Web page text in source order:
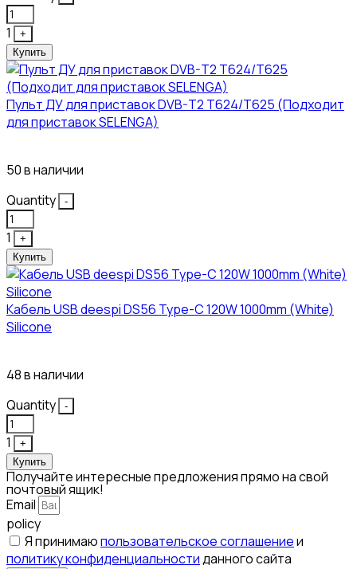
1
+
Купить
Пульт ДУ для приставок DVB-T2 T624/T625 (Подходит
для приставок SELENGA)
50 в наличии
Quantity
-
1
+
Купить
Кабель USB deespi DS56 Type-C 120W 1000mm (White)
Silicone
48 в наличии
Quantity
-
1
+
Купить
Получайте интересные предложения прямо на свой
почтовый ящик!
Email
policy
Я принимаюпользовательское соглашениеи
политику конфиденциальностиданного сайта